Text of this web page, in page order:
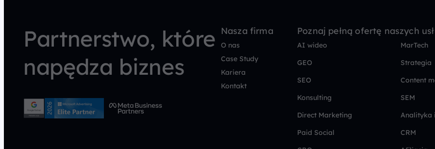
Partnerstwo, które
napędza biznes
Nasza firma
O nas
Case Study
Kariera
Kontakt
Poznaj pełną ofertę naszych
AI wideo
MarTech
GEO
Strategia
SEO
Content
Konsulting
SEM
Direct Marketing
Analityka
Paid Social
CRM